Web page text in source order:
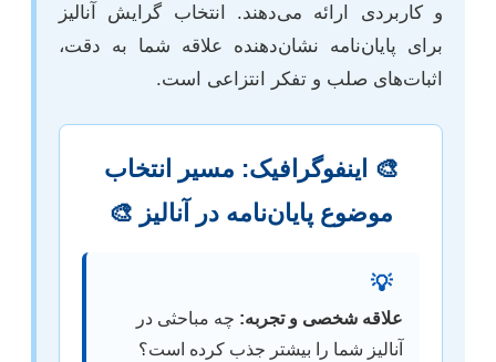
و کاربردی ارائه می‌دهند. انتخاب گرایش آنالیز
برای پایان‌نامه نشان‌دهنده علاقه شما به دقت،
اثبات‌های صلب و تفکر انتزاعی است.
🎨 اینفوگرافیک: مسیر انتخاب
موضوع پایان‌نامه در آنالیز 🎨
💡
علاقه شخصی و تجربه: چه مباحثی در
آنالیز شما را بیشتر جذب کرده است؟